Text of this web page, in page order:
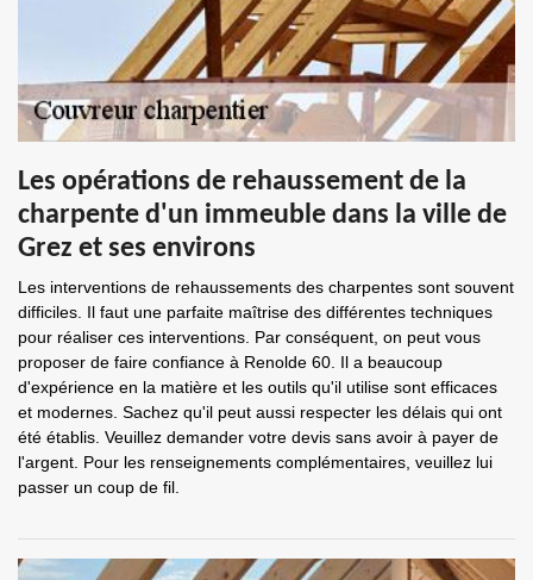
Les opérations de rehaussement de la
charpente d'un immeuble dans la ville de
Grez et ses environs
Les interventions de rehaussements des charpentes sont souvent
difficiles. Il faut une parfaite maîtrise des différentes techniques
pour réaliser ces interventions. Par conséquent, on peut vous
proposer de faire confiance à Renolde 60. Il a beaucoup
d'expérience en la matière et les outils qu'il utilise sont efficaces
et modernes. Sachez qu'il peut aussi respecter les délais qui ont
été établis. Veuillez demander votre devis sans avoir à payer de
l'argent. Pour les renseignements complémentaires, veuillez lui
passer un coup de fil.